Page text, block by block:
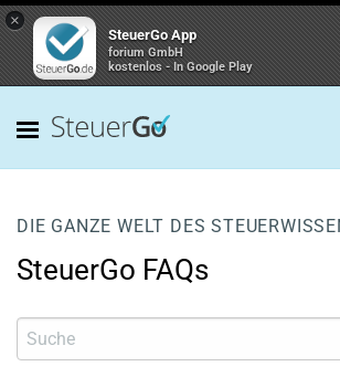
×
SteuerGo App
forium GmbH
kostenlos - In Google Play
DIE GANZE WELT DES
SteuerGo FAQs